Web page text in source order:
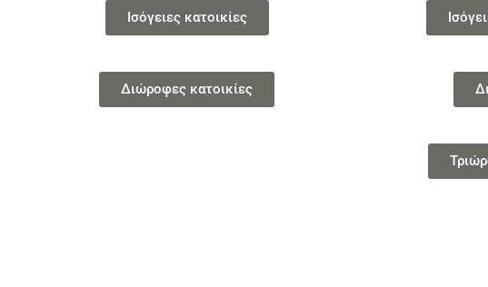
Ισόγειες κατοικίες
Διώροφες κατοικίες